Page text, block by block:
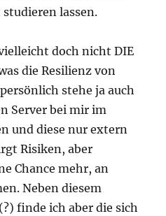
lassen.
doch nicht DIE
die Resilienz von
stehe ja auch
Server bei mir im
und diese nur extern
Risiken, aber
Chance mehr, an
Neben diesem
finde ich aber die sich